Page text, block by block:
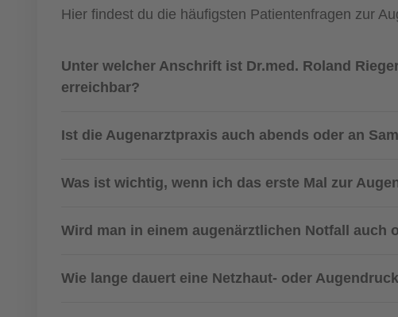
Hier findest du die häufigsten Patientenfragen zur
Unter welcher Anschrift ist Dr.med. Roland
erreichbar?
Ist die Augenarztpraxis auch abends oder an
Was ist wichtig, wenn ich das erste Mal zur
Wird man in einem augenärztlichen Notfall auch
Wie lange dauert eine Netzhaut- oder